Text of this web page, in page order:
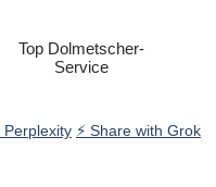
Top Dolmetscher-
Service
Perplexity ⚡ Share with Grok